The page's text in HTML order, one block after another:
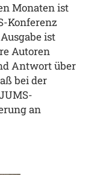
Monaten ist
Konferenz
ist
Autoren
Antwort über
bei der
an